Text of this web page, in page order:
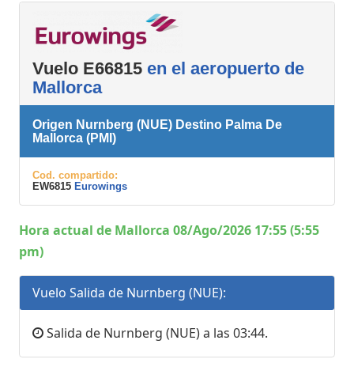
Vuelo E66815 en el aeropuerto de
Mallorca
Origen Nurnberg (NUE) Destino Palma De
Mallorca (PMI)
Cod. compartido:
EW6815 Eurowings
Hora actual de Mallorca 08/Ago/2026 17:55 (5:55
pm)
Vuelo Salida de Nurnberg (NUE):
Salida de Nurnberg (NUE) a las 03:44.